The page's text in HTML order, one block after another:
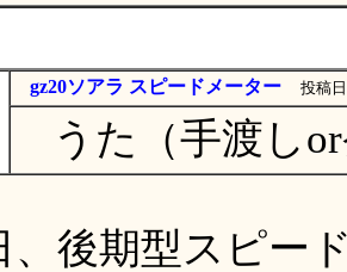
gz20ソアラ スピードメーター 投稿
うた（手渡しor
、後期型スピー